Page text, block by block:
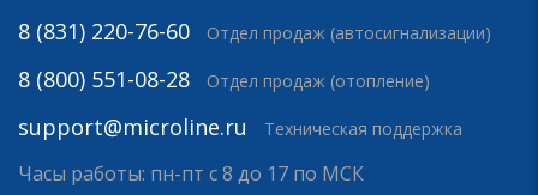
8 (831) 220-76-60 Отдел продаж (автосигнализации)
8 (800) 551-08-28 Отдел продаж (отопление)
support@microline.ru Техническая поддержка
Часы работы: пн-пт с 8 до 17 по МСК